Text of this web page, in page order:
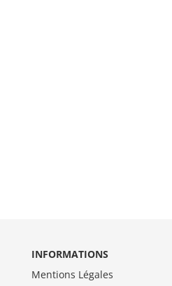
INFORMATIONS
Mentions Légales